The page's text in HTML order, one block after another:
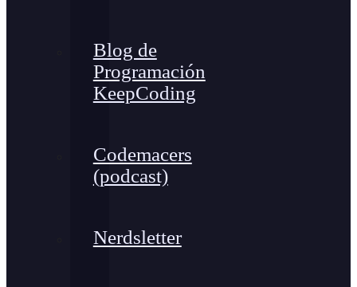
Blog de
Programación
KeepCoding
Codemacers
(podcast)
Nerdsletter